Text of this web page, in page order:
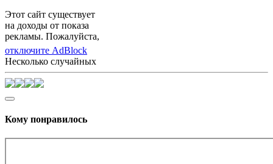
Этот сайт существует
на доходы от показа
рекламы. Пожалуйста,
отключите AdBlock
Несколько случайных
Кому понравилось